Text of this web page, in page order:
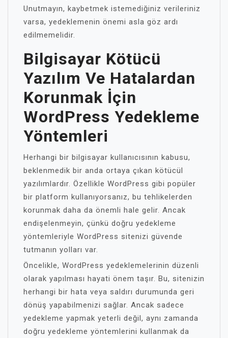
Unutmayın, kaybetmek istemediğiniz verileriniz
varsa, yedeklemenin önemi asla göz ardı
edilmemelidir.
Bilgisayar Kötücü
Yazılım Ve Hatalardan
Korunmak İçin
WordPress Yedekleme
Yöntemleri
Herhangi bir bilgisayar kullanıcısının kabusu,
beklenmedik bir anda ortaya çıkan kötücül
yazılımlardır. Özellikle WordPress gibi popüler
bir platform kullanıyorsanız, bu tehlikelerden
korunmak daha da önemli hale gelir. Ancak
endişelenmeyin, çünkü doğru yedekleme
yöntemleriyle WordPress sitenizi güvende
tutmanın yolları var.
Öncelikle, WordPress yedeklemelerinin düzenli
olarak yapılması hayati önem taşır. Bu, sitenizin
herhangi bir hata veya saldırı durumunda geri
dönüş yapabilmenizi sağlar. Ancak sadece
yedekleme yapmak yeterli değil, aynı zamanda
doğru yedekleme yöntemlerini kullanmak da